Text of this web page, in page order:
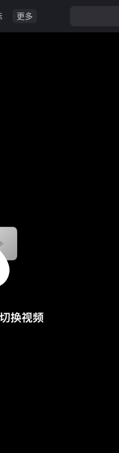
更多